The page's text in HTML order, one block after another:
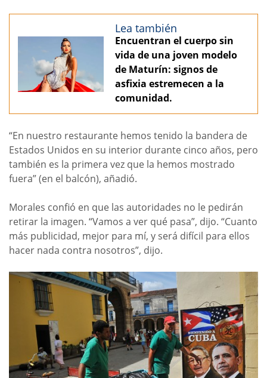
Lea también
Encuentran el cuerpo sin
vida de una joven modelo
de Maturín: signos de
asfixia estremecen a la
comunidad.
“En nuestro restaurante hemos tenido la bandera de
Estados Unidos en su interior durante cinco años, pero
también es la primera vez que la hemos mostrado
fuera” (en el balcón), añadió.
Morales confió en que las autoridades no le pedirán
retirar la imagen. “Vamos a ver qué pasa”, dijo. “Cuanto
más publicidad, mejor para mí, y será difícil para ellos
hacer nada contra nosotros”, dijo.